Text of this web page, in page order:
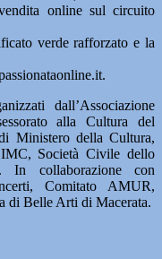
online sul circuito
verde rafforzato e la
dall’Associazione
alla Cultura del
Ministero della Cultura,
Società Civile dello
In collaborazione con
Comitato AMUR,
di Belle Arti di Macerata.